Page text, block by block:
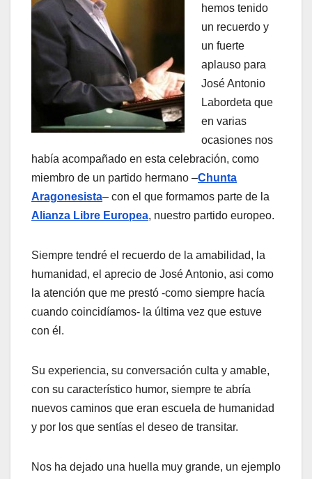
hemos tenido
un recuerdo y
un fuerte
aplauso para
José Antonio
Labordeta que
en varias
ocasiones nos
habí­a acompañado en esta celebración, como
miembro de un partido hermano –Chunta
Aragonesista– con el que formamos parte de la
Alianza Libre Europea, nuestro partido europeo.
Siempre tendré el recuerdo de la amabilidad, la
humanidad, el aprecio de José Antonio, asi como
la atención que me prestó -como siempre hací­a
cuando coincidí­amos- la última vez que estuve
con él.
Su experiencia, su conversación culta y amable,
con su caracterí­stico humor, siempre te abrí­a
nuevos caminos que eran escuela de humanidad
y por los que sentí­as el deseo de transitar.
Nos ha dejado una huella muy grande, un ejemplo